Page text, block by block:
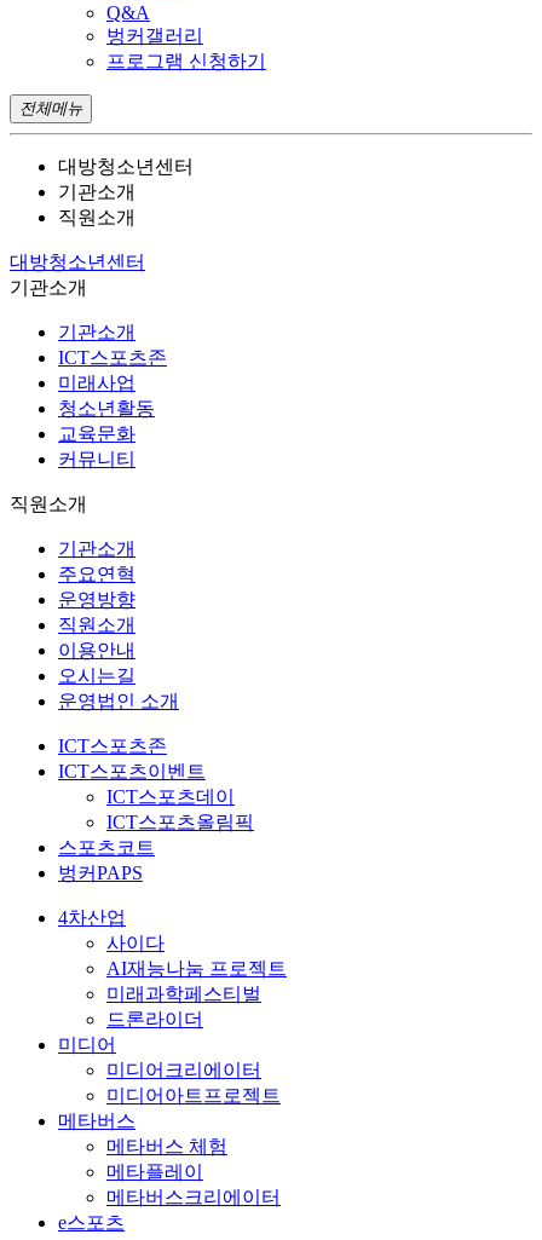
Q&A
벙커갤러리
프로그램 신청하기
전체메뉴
대방청소년센터
기관소개
직원소개
대방청소년센터
기관소개
기관소개
ICT스포츠존
미래사업
청소년활동
교육문화
커뮤니티
직원소개
기관소개
주요연혁
운영방향
직원소개
이용안내
오시는길
운영법인 소개
ICT스포츠존
ICT스포츠이벤트
ICT스포츠데이
ICT스포츠올림픽
스포츠코트
벙커PAPS
4차산업
사이다
AI재능나눔 프로젝트
미래과학페스티벌
드론라이더
미디어
미디어크리에이터
미디어아트프로젝트
메타버스
메타버스 체험
메타플레이
메타버스크리에이터
e스포츠